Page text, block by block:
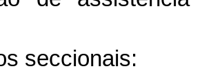
seccionais: